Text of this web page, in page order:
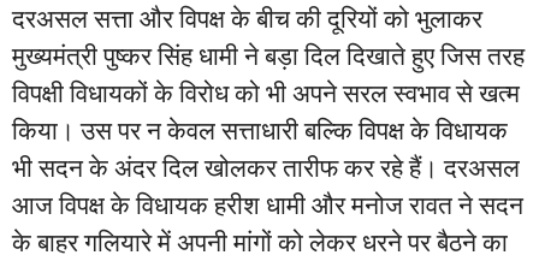
दरअसल सत्ता और विपक्ष के बीच की दूरियों को भुलाकर
मुख्यमंत्री पुष्कर सिंह धामी ने बड़ा दिल दिखाते हुए जिस तरह
विपक्षी विधायकों के विरोध को भी अपने सरल स्वभाव से खत्म
किया। उस पर न केवल सत्ताधारी बल्कि विपक्ष के विधायक
भी सदन के अंदर दिल खोलकर तारीफ कर रहे हैं। दरअसल
आज विपक्ष के विधायक हरीश धामी और मनोज रावत ने सदन
के बाहर गलियारे में अपनी मांगों को लेकर धरने पर बैठने का